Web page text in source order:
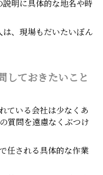
明に具体的な地名や時
は、現場もだいたいぼん
しておきたいこと
ている会社は少なくあ
質問を遠慮なくぶつけ
任される具体的な作業